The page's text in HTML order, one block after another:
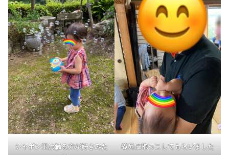
シャボン玉は触る方が好きみた
義兄に抱っこしてもらいました